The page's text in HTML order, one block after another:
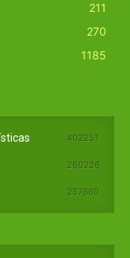
211
270
1185
402251
260226
257660